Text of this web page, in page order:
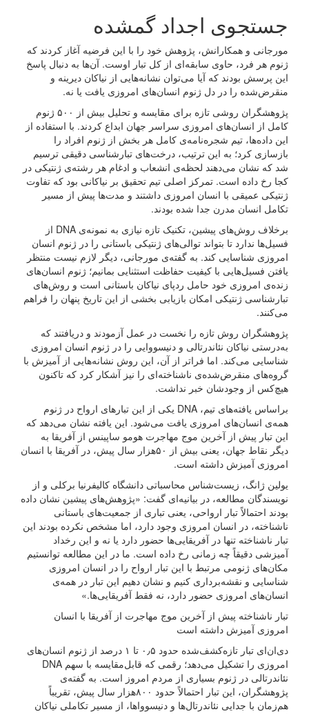
جستجوی اجداد گمشده
مورجانی و همکارانش، پژوهش خود را با این فرضیه آغاز کردند که
ژنوم هر فرد، حاوی سابقه‌ای از کل تبار اوست. آن‌ها به دنبال پاسخ
این پرسش بودند که آیا می‌توان نشانه‌هایی از نیاکان دیرینه و
منقرض‌شده را در دل ژنوم انسان‌های امروزی یافت یا نه.
پژوهشگران روشی تازه برای مقایسه و تحلیل بیش از ۵۰۰ ژنوم
کامل از انسان‌های امروزی سراسر جهان ابداع کردند. با استفاده از
این داده‌ها، تیم شجره‌نامه‌ی کامل هر بخش از ژنوم افراد را
بازسازی کرد؛ به این ترتیب، درخت‌های تبارشناسی دقیقی ترسیم
شد که نشان می‌دهند لحظه‌ی انشعاب و ادغام هر رشته‌ی ژنتیکی در
کجا رخ داده است. تمرکز اصلی تیم تحقیق بر نیاکانی بود که تفاوت
ژنتیکی عمیقی با انسان امروزی داشتند و مدت‌ها پیش از مسیر
تکامل انسان مدرن جدا شده بودند.
برخلاف روش‌های پیشین، تکنیک تازه نیازی به نمونه‌ی DNA از
فسیل‌ها ندارد تا بتواند توالی‌های ژنتیکی باستانی را در ژنوم انسان
امروزی شناسایی کند. به گفته‌ی مورجانی، دیگر لازم نیست منتظر
یافتن فسیل‌هایی با کیفیت حفاظت استثنایی بمانیم؛ ژنوم انسان‌های
زنده‌ی امروزی خود حامل ردپای نیاکان باستانی است و روش‌های
تبارشناسی ژنتیکی امکان بازیابی بخشی از این تاریخ پنهان را فراهم
می‌کنند.
پژوهشگران روش تازه را نخست در عمل آزمودند و دریافتند که
به‌درستی نیاکان نئاندرتالی و دنیسووایی را در ژنوم انسان امروزی
شناسایی می‌کند. اما فراتر از آن، این روش نشانه‌هایی از آمیزش با
گروه‌های منقرض‌شده‌ی ناشناخته‌ای را نیز آشکار کرد که تاکنون
هیچ‌کس از وجودشان خبر نداشت.
براساس یافته‌های تیم، DNA یکی از این تبارهای ارواح در ژنوم
همه‌ی انسان‌های امروزی یافت می‌شود. این یافته نشان می‌دهد که
این تبار پیش از آخرین موج مهاجرت هومو ساپینس از آفریقا به
دیگر نقاط جهان، یعنی بیش از ۵۰هزار سال پیش، در آفریقا با انسان
امروزی آمیزش داشته است.
یولین ژانگ، زیست‌شناس محاسباتی دانشگاه کالیفرنیا برکلی و از
نویسندگان مطالعه، در بیانیه‌ای گفت: «پژوهش‌های پیشین نشان داده
بودند احتمالاً تبار ارواحی، یعنی تباری از جمعیت‌های باستانی
ناشناخته، در انسان امروزی وجود دارد، اما مشخص نکرده بودند این
تبار ناشناخته تنها در آفریقایی‌ها حضور دارد یا نه و این رخداد
آمیزشی دقیقاً چه زمانی رخ داده است. ما در این مطالعه توانستیم
مکان‌های ژنومی مرتبط با این تبار ارواح را در انسان امروزی
شناسایی و نقشه‌برداری کنیم و نشان دهیم این تبار در همه‌ی
انسان‌های امروزی حضور دارد، نه فقط آفریقایی‌ها.»
تبار ناشناخته پیش از آخرین موج مهاجرت از آفریقا با انسان
امروزی آمیزش داشته است
دی‌ان‌ای تبار تازه‌کشف‌شده حدود ۰٫۵ تا ۱ درصد از ژنوم انسان‌های
امروزی را تشکیل می‌دهد؛ رقمی که قابل‌مقایسه با سهم DNA
نئاندرتالی در ژنوم بسیاری از مردم امروز است. به گفته‌ی
پژوهشگران، این تبار احتمالاً حدود ۸۰۰هزار سال پیش، تقریباً
هم‌زمان با جدایی نئاندرتال‌ها و دنیسوواها، از مسیر تکاملی نیاکان